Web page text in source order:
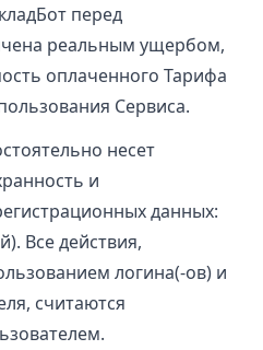
перед
реальным ущербом,
оплаченного Тарифа
Сервиса.
несет
и
данных:
Все действия,
логина(-ов) и
считаются